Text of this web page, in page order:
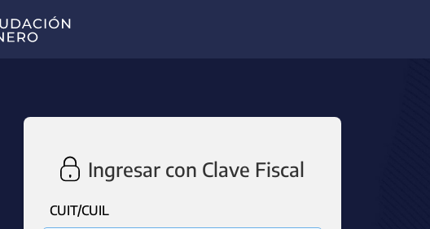
Ingresar con Clave Fiscal
CUIT/CUIL